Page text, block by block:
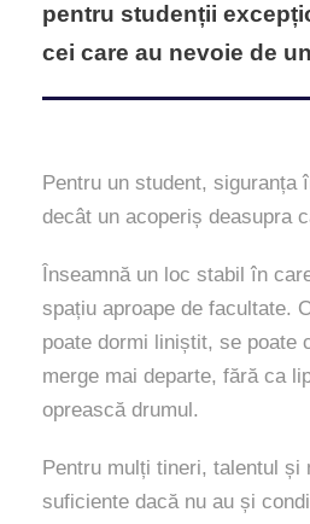
pentru studenții
cei care au nevoie de
Pentru un student, siguranța
decât un acoperiș deasupra
Înseamnă un loc stabil în
spațiu aproape de facultate.
poate dormi liniștit, se poate
merge mai departe, fără ca
oprească drumul.
Pentru mulți tineri, talentul și
suficiente dacă nu au și